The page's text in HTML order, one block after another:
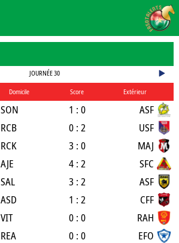
JOURNÉE 30
Domicile Score
Extérieur
SON 1 : 0 ASF
RCB 0 : 2 USF
RCK 3 : 0 MAJ
AJE 4 : 2 SFC
SAL 3 : 2 ASF
ASD 1 : 2 CFF
VIT 0 : 0 RAH
REA 0 : 0 EFO